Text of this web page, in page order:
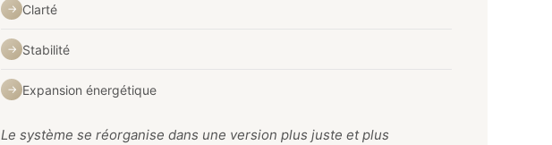
→ Clarté
→ Stabilité
→ Expansion énergétique
Le système se réorganise dans une version plus juste et plus